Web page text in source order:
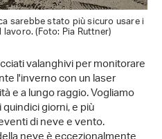
sarebbe stato più sicuro usare i
(Foto: Pia Ruttner)
valanghivi per monitorare
l'inverno con un laser
e a lungo raggio. Vogliamo
giorni, e più
di neve e vento.